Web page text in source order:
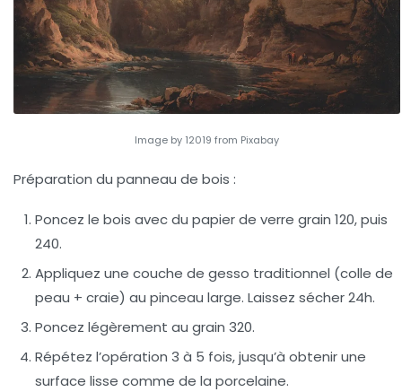
Image by 12019 from Pixabay
Préparation du panneau de bois :
Poncez le bois avec du papier de verre grain 120, puis
240.
Appliquez une couche de gesso traditionnel (colle de
peau + craie) au pinceau large. Laissez sécher 24h.
Poncez légèrement au grain 320.
Répétez l’opération 3 à 5 fois, jusqu’à obtenir une
surface lisse comme de la porcelaine.